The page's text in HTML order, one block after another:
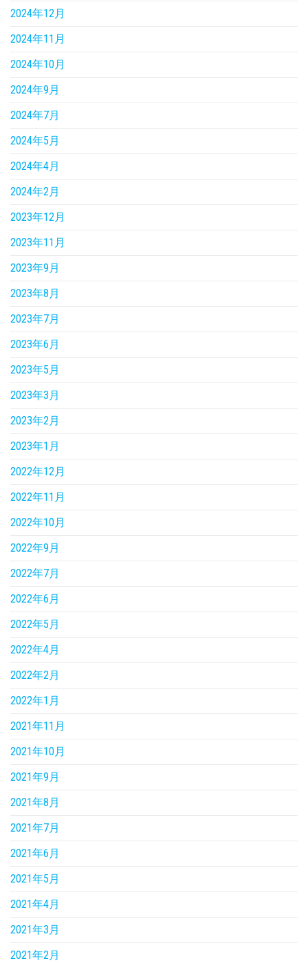
2024年12月
2024年11月
2024年10月
2024年9月
2024年7月
2024年5月
2024年4月
2024年2月
2023年12月
2023年11月
2023年9月
2023年8月
2023年7月
2023年6月
2023年5月
2023年3月
2023年2月
2023年1月
2022年12月
2022年11月
2022年10月
2022年9月
2022年7月
2022年6月
2022年5月
2022年4月
2022年2月
2022年1月
2021年11月
2021年10月
2021年9月
2021年8月
2021年7月
2021年6月
2021年5月
2021年4月
2021年3月
2021年2月